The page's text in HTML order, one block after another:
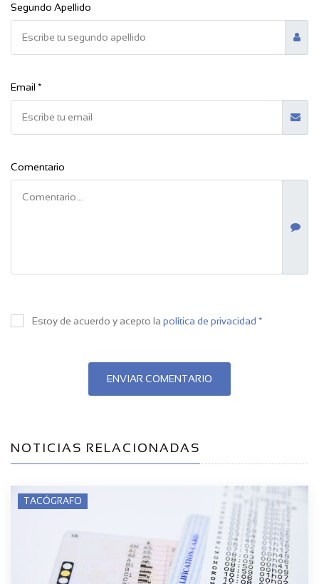
Segundo Apellido
Email *
Comentario
Estoy de acuerdo y acepto la política de privacidad *
ENVIAR COMENTARIO
NOTICIAS RELACIONADAS
TACÓGRAFO